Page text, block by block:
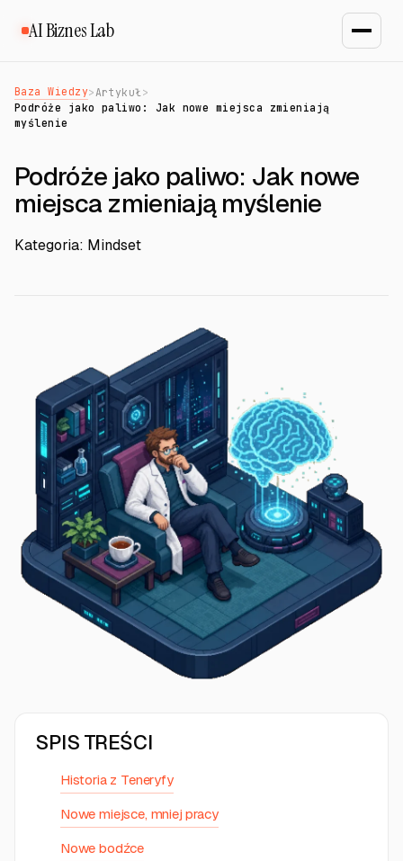
AI Biznes Lab
Baza Wiedzy> Artykuł >
Podróże jako paliwo: Jak nowe miejsca zmieniają
myślenie
Podróże jako paliwo: Jak nowe
miejsca zmieniają myślenie
Kategoria: Mindset
SPIS TREŚCI
Historia z Teneryfy
Nowe miejsce, mniej pracy
Nowe bodźce